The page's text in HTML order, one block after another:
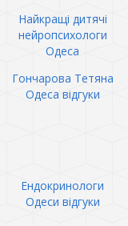
Найкращі дитячі
нейропсихологи
Одеса
Гончарова Тетяна
Одеса відгуки
Ендокринологи
Одеси відгуки